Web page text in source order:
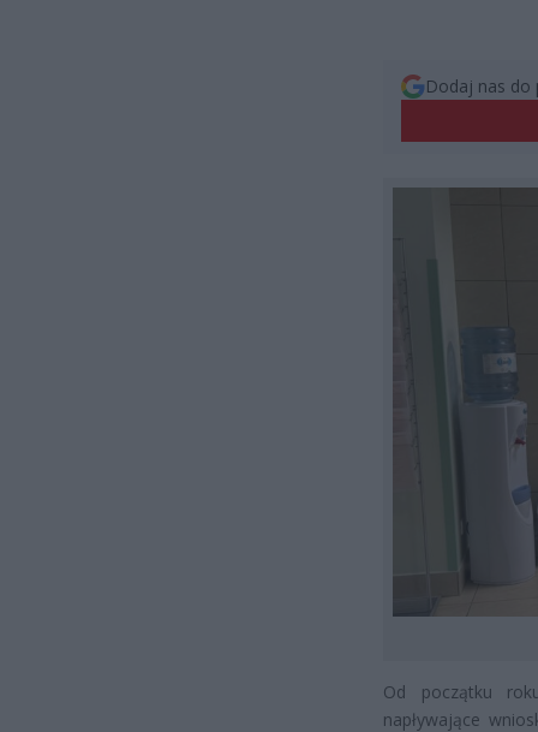
Dodaj nas do
Od początku
napływające